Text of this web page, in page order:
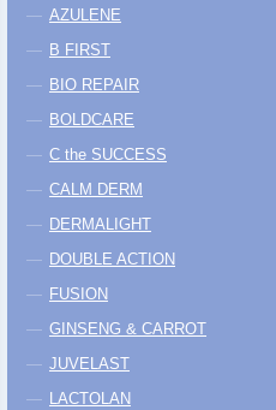
AZULENE
B FIRST
BIO REPAIR
BOLDCARE
C the SUCCESS
CALM DERM
DERMALIGHT
DOUBLE ACTION
FUSION
GINSENG & CARROT
JUVELAST
LACTOLAN